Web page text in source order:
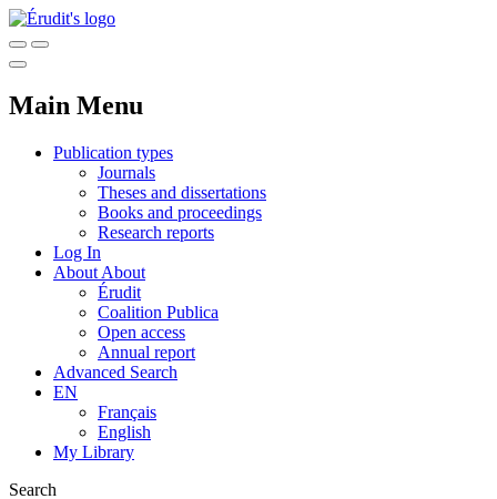
Main Menu
Publication types
Journals
Theses and dissertations
Books and proceedings
Research reports
Log In
About About
Érudit
Coalition Publica
Open access
Annual report
Advanced Search
EN
Français
English
My Library
Search